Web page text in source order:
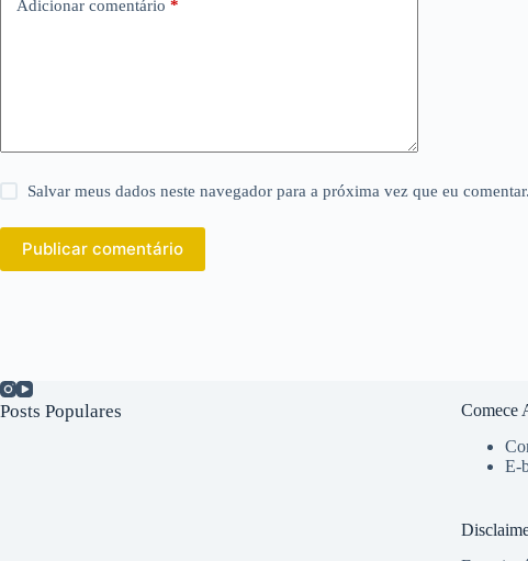
Adicionar comentário *
Salvar meus dados neste navegador para a próxima vez que eu comentar.
Publicar comentário
Posts Populares
Comece
E-